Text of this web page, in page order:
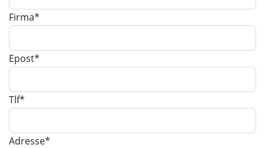
Firma*
Epost*
Tlf*
Adresse*